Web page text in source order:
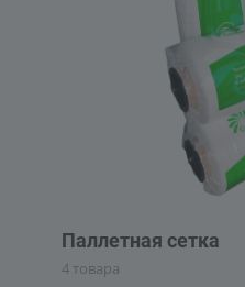
Паллетная сетка
4 товара